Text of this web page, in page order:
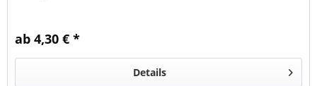
ab 4,30 € *
Details